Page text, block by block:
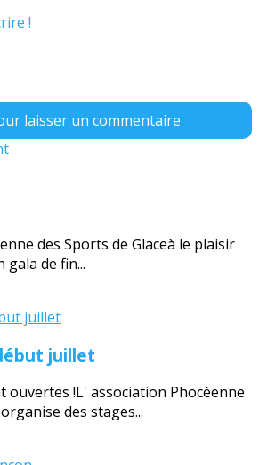
!
laisser un commentaire
des Sports de Glaceà le plaisir
gala de fin...
juillet
ouvertes !L' association Phocéenne
des stages...